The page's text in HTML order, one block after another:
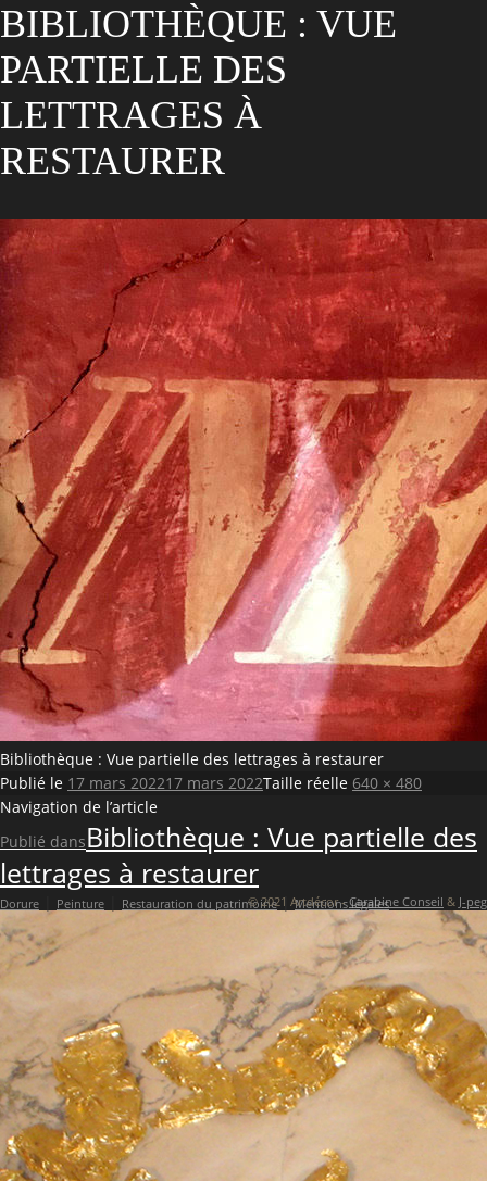
BIBLIOTHÈQUE : VUE
PARTIELLE DES
LETTRAGES À
RESTAURER
Bibliothèque : Vue partielle des lettrages à restaurer
Publié le 17 mars 202217 mars 2022Taille réelle 640 × 480
Navigation de l’article
Publié dansBibliothèque : Vue partielle des
lettrages à restaurer
Dorure Peinture Restauration du patrimoine|Mentions légales
© 2021 Artdécor -Carabine Conseil & J-peg